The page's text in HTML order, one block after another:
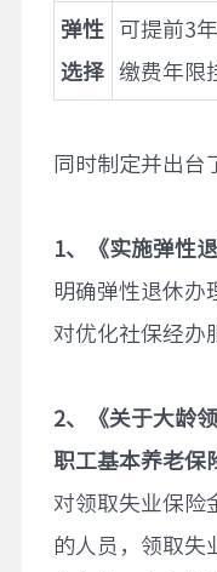
弹性
选择
可提前3
缴费年限
同时制定并出台
1 、《实施弹性
明确弹性退休办
对优化社保经办
2、《关于大龄
职工基本养老保
对领取失业保险
的人员，领取失